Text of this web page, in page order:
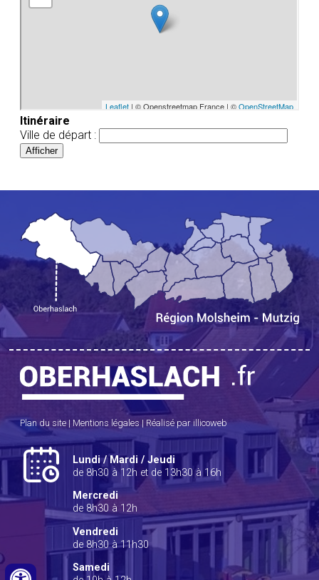
Itinéraire
Ville de départ :
Plan du site | Mentions légales | Réalisé par illicoweb
Lundi / Mardi / Jeudi
de 8h30 à 12h et de 13h30 à 16h
Mercredi
de 8h30 à 12h
Vendredi
de 8h30 à 11h30
Samedi